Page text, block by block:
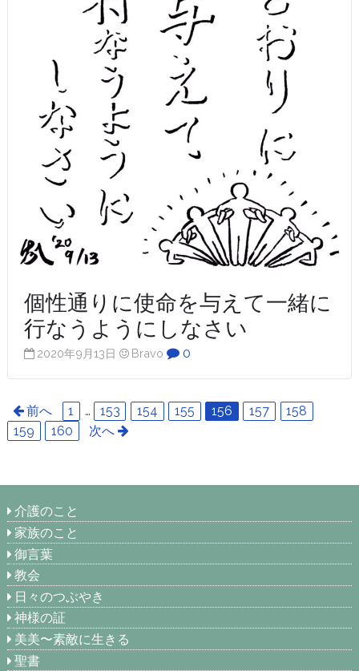
個性通りに使命を与えて一緒に
行なうようにしなさい
2020年9月13日 Bravo 0
前へ 1 … 153 154 155 156 157
158
159
160 次へ
介護のこと
家族のこと
御言葉
教会
日々のつぶやき
神様の証
美美〜素敵に生きる
聖書